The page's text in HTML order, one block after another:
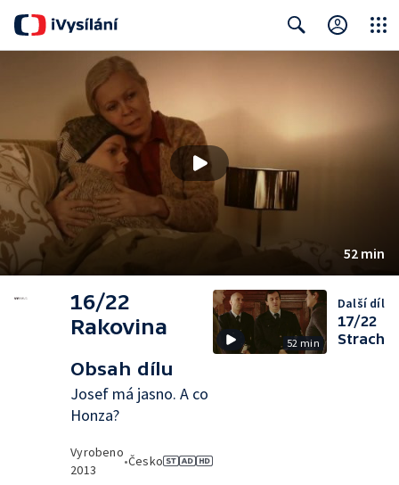
52 min
16/22
Rakovina
Obsah dílu
Josef má jasno. A co
Honza?
Vyrobeno
2013
•Česko
52 min
Další díl
17/22
Strach